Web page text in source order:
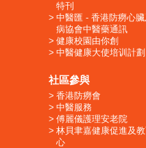
特刊
中醫匯 - 香港防癆心
病協會中醫藥通訊
健康校園由你創
中醫健康大使培训計劃
社區參與
香港防癆會
中醫服務
傅麗儀護理安老院
林貝聿嘉健康促進及
心